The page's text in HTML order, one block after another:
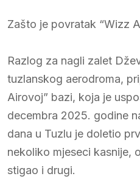
Zašto je povratak “Wizz
Razlog za nagli zalet
tuzlanskog aerodroma,
Airovoj” bazi, koja je
decembra 2025. godine
dana u Tuzlu je doletio
nekoliko mjeseci kasnije,
stigao i drugi.